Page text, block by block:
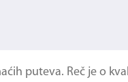
puteva. Reč je o